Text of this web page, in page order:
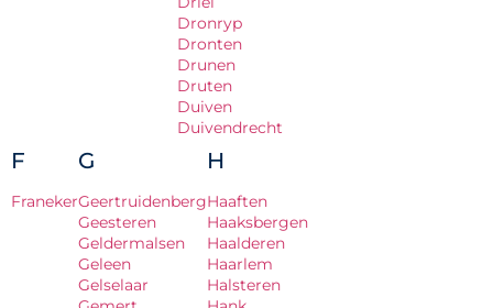
Dronryp
Dronten
Drunen
Druten
Duiven
Duivendrecht
F
Franeker
G
Geertruidenberg
Geesteren
Geldermalsen
Geleen
Gelselaar
H
Haaften
Haaksbergen
Haalderen
Haarlem
Halsteren